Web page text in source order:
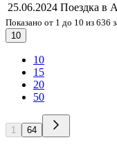
25.06.2024 Поездка в
Показано от 1 до 10 из 636
10
10
15
20
50
1 64